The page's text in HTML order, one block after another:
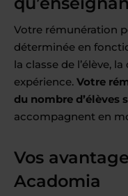
Votre rémunération
déterminée en
la classe de l’élève,
expérience. Votre
du nombre d’élèves
accompagnent en
Vos
Acadomia